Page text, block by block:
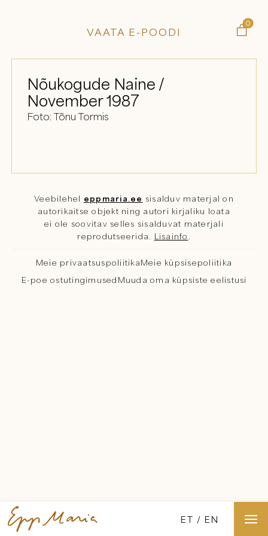
ET EN
VAATA E-POODI
0

Nõukogude Naine /
November 1987
Foto: Tõnu Tormis
Veebilehel eppmaria.ee sisalduv materjal on
autorikaitse objekt ning autori kirjaliku loata
ei ole soovitav selles sisalduvat materjali
reprodutseerida. Lisainfo
Meie privaatsuspoliitikaMeie küpsisepoliitika
E-poe ostutingimused Muuda oma küpsiste eelistusi